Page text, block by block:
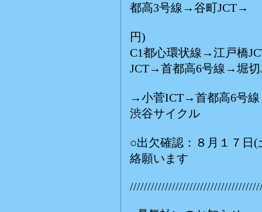
都高3号線→谷町JCT→
円)
C1都心環状線→江戸橋
JCT→首都高6号線→堀切
→小菅ICT→首都高6号
渋谷サイクル
○出欠確認：８月１７日
絡願います